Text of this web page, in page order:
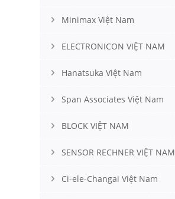
Minimax Việt Nam
ELECTRONICON VIỆT NAM
Hanatsuka Việt Nam
Span Associates Việt Nam
BLOCK VIỆT NAM
SENSOR RECHNER VIỆT NAM
Ci-ele-Changai Việt Nam